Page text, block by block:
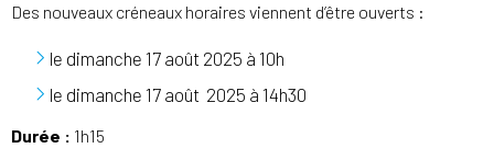
Des nouveaux créneaux horaires viennent d’être ouverts :
le dimanche 17 août 2025 à 10h
le dimanche 17 août 2025 à 14h30
Durée : 1h15